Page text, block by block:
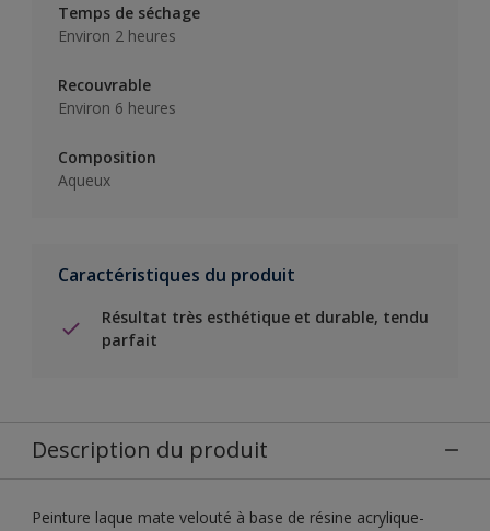
Temps de séchage
Environ 2 heures
Recouvrable
Environ 6 heures
Composition
Aqueux
Caractéristiques du produit
Résultat très esthétique et durable, tendu
parfait
Description du produit
Peinture laque mate velouté à base de résine acrylique-